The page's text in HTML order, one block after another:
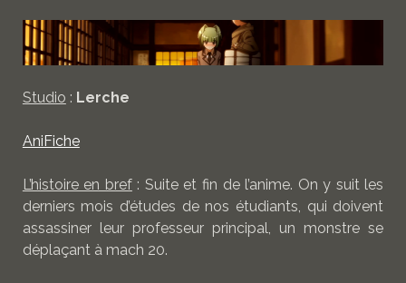
Studio : Lerche
AniFiche
L’histoire en bref: Suite et fin de l’anime. On y suit les
derniers mois d’études de nos étudiants, qui doivent
assassiner leur professeur principal, un monstre se
déplaçant à mach 20.